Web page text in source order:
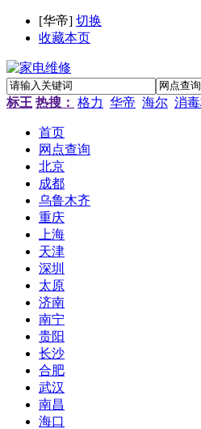
[华帝] 切换
收藏本页
标王 热搜： 格力 华帝 海尔 消
首页
网点查询
北京
成都
乌鲁木齐
重庆
上海
天津
深圳
太原
济南
南宁
贵阳
长沙
合肥
武汉
南昌
海口